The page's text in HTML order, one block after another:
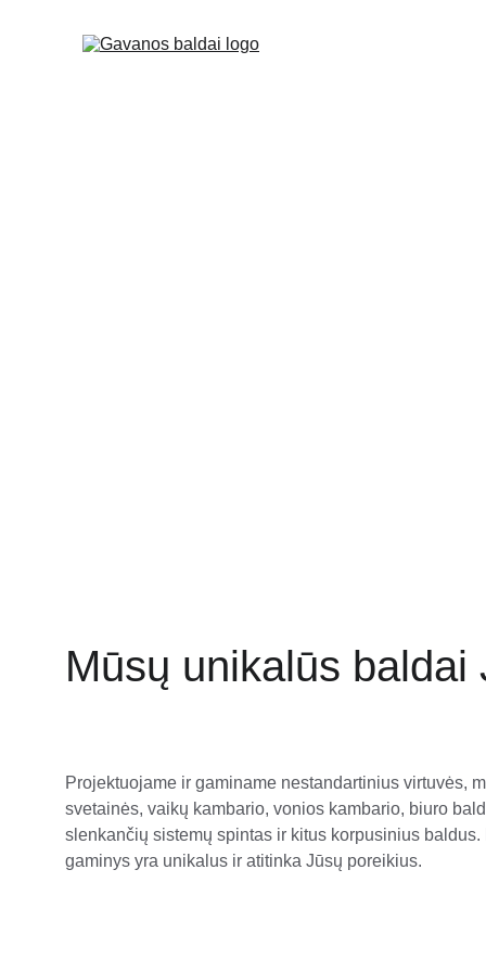
Mūsų unikalūs baldai
Projektuojame ir gaminame nestandartinius virtuvės,
svetainės, vaikų kambario, vonios kambario, biuro
slenkančių sistemų spintas ir kitus korpusinius
gaminys yra unikalus ir atitinka Jūsų poreikius.